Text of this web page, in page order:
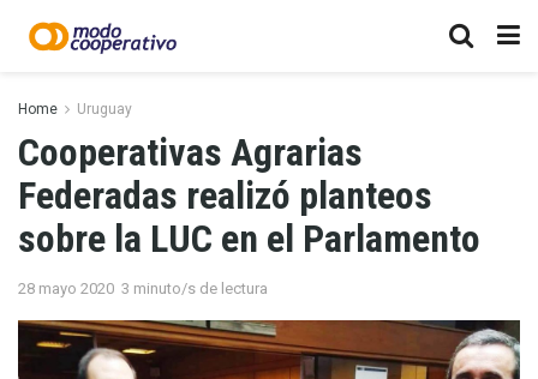
Home Uruguay
Cooperativas Agrarias
Federadas realizó planteos
sobre la LUC en el Parlamento
28 mayo 2020 3 minuto/s de lectura